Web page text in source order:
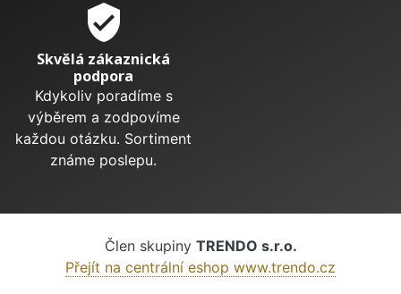
verified_user
Skvělá zákaznická
podpora
Kdykoliv poradíme s
výběrem a zodpovíme
každou otázku. Sortiment
známe poslepu.
Člen skupiny TRENDO s.r.o.
Přejít na centrální eshop www.trendo.cz